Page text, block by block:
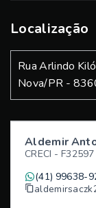
Aldemir
CRECI - F32597
(41) 99638-
Localização
Rua Arlindo
Nova/PR -